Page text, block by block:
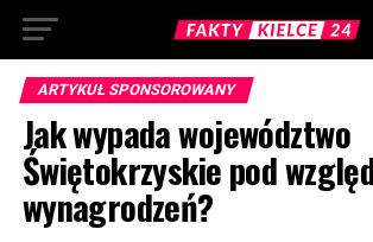
ARTYKUŁ SPONSOROWANY
Jak wypada województwo
Świętokrzyskie pod
wynagrodzeń?